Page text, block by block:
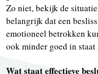
Zo niet, bekijk de
belangrijk dat een
emotioneel betrokken
ook minder goed in
Wat staat effectieve